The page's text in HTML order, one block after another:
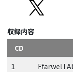
収録内容
CD
1
Ffarwel I